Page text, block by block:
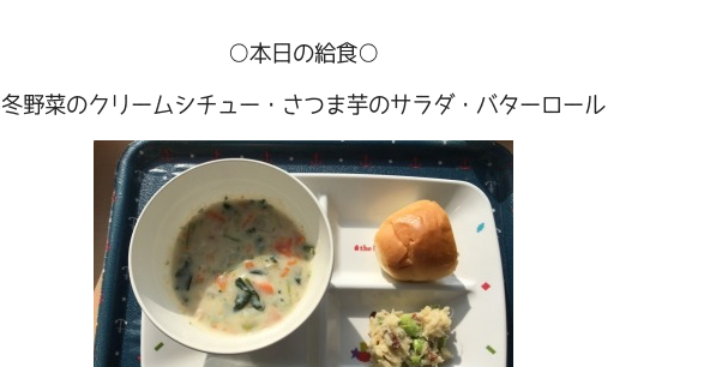
○本日の給食○
冬野菜のクリームシチュー・さつま芋のサラダ・バターロール